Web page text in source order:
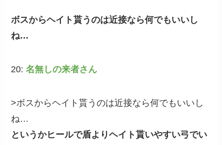
ボスからヘイト貰うのは近接なら何でもいいし
ね…
20:名無しの来者さん
>ボスからヘイト貰うのは近接なら何でもいいし
ね…
というかヒールで盾よりヘイト貰いやすい弓でい